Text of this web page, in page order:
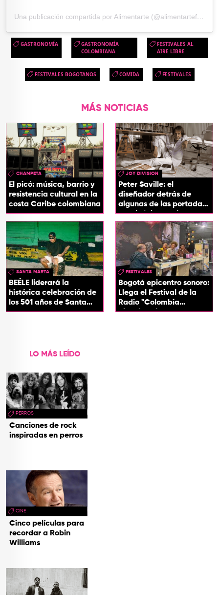
Una publicación compartida por Alimentarte (@alimentartefcv)
GASTRONOMÍA
GASTRONOMÍA
COLOMBIANA
FESTIVALES AL
AIRE LIBRE
FESTIVALES BOGOTANOS COMIDA FESTIVALES
MÁS NOTICIAS
CHAMPETA
El picó: música, barrio y
resistencia cultural en la
costa Caribe colombiana
JOY DIVISION
Peter Saville: el
diseñador detrás de
algunas de las portadas
más icónicas del rock
SANTA MARTA
BEÉLE liderará la
histórica celebración de
los 501 años de Santa
Marta
FESTIVALES
Bogotá epicentro sonoro:
Llega el Festival de la
Radio "Colombia
Biocultural" 2026
LO MÁS LEÍDO
PERROS
Canciones de rock
inspiradas en perros
CINE
Cinco películas para
recordar a Robin
Williams